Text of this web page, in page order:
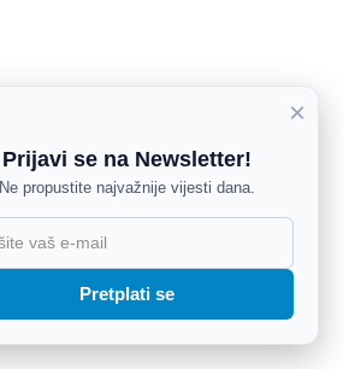
×
Prijavi se na Newsletter!
Ne propustite najvažnije vijesti dana.
Pretplati se